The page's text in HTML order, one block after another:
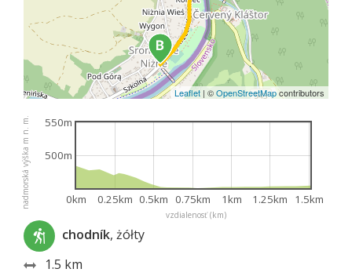
Leaflet | ©OpenStreetMapcontributors
vzdialenosť (km)
nadmorská výška m n. m. 0km 0.25km 0.5km 0.75km 1km 1.25km 1.5km
500m
550m
chodník, żółty
1.5 km